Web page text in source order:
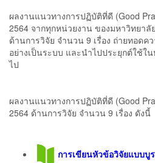
ผลงานแนวทางการปฏิบัติที่ดี (Good
2564 จากทุกหน่วยงาน ของมหาวิทยา
ด้านการวิจัย จํานวน 9 เรื่อง ถ่ายทอดค
อย่างเป็นระบบ และนำไปประยุกต์ใช้ใ
ไป
ผลงานแนวทางการปฏิบัติที่ดี (Good
2564 ด้านการวิจัย จํานวน 9 เรื่อง ดังนี้
การเขียนหัวข้อวิจัยแบบบู